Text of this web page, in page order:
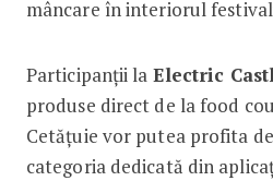
mâncare în interiorul
Participanții la Electric
produse direct de la food
Cetățuie vor putea profita
categoria dedicată din